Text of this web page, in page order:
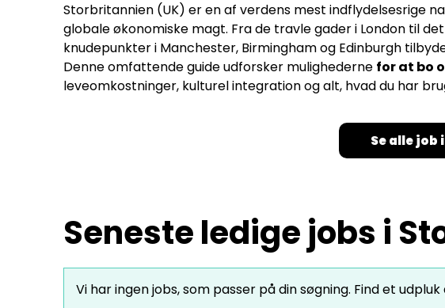
Storbritannien (UK) er en af verdens mest indflydelsesrige
globale økonomiske magt. Fra de travle gader i London til
knudepunkter i Manchester, Birmingham og Edinburgh
Denne omfattende guide udforsker mulighederne for at bo
leveomkostninger, kulturel integration og alt, hvad du har
Se alle
Seneste ledige jobs i
Vi har ingen jobs, som passer på din søgning. Find et